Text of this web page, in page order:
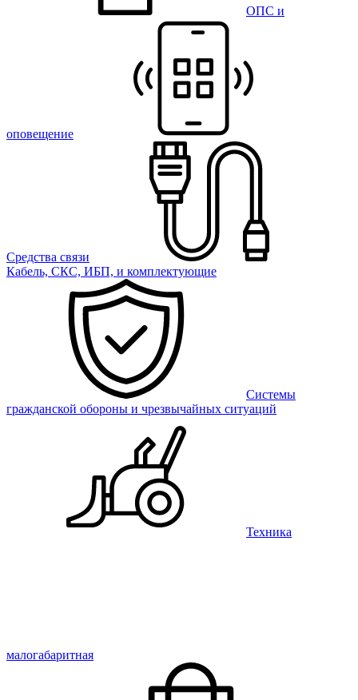
ОПС и
оповещение
Средства связи
Кабель, СКС, ИБП, и комплектующие
Системы
гражданской обороны и чрезвычайных ситуаций
Техника
малогабаритная